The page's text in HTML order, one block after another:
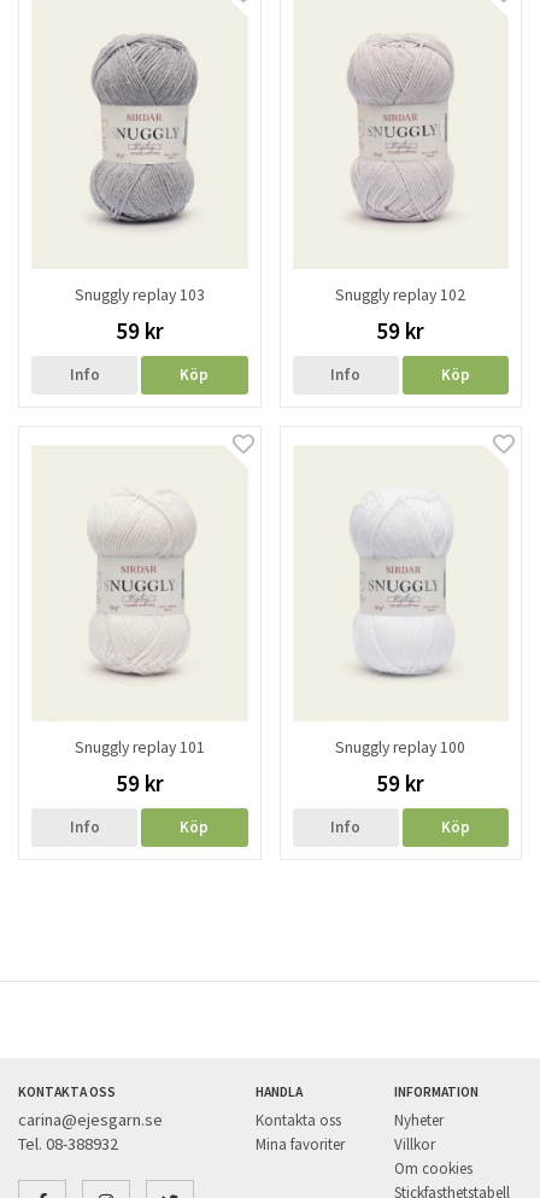
Snuggly replay 103
59 kr
Info Köp
Snuggly replay 102
59 kr
Info Köp
Snuggly replay 101
59 kr
Info Köp
Snuggly replay 100
59 kr
Info Köp
KONTAKTA OSS
carina@ejesgarn.se
Tel. 08-388932
HANDLA
Kontakta oss
Mina favoriter
INFORMATION
Nyheter
Villkor
Om cookies
Stickfasthetstabell